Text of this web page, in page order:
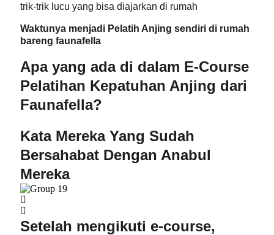
trik-trik lucu yang bisa diajarkan di rumah
Waktunya menjadi Pelatih Anjing sendiri di rumah
bareng faunafella
Apa yang ada di dalam E-Course
Pelatihan Kepatuhan Anjing dari
Faunafella?
Kata Mereka Yang Sudah
Bersahabat Dengan Anabul
Mereka
Setelah mengikuti e-course,